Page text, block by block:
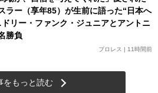
ラー（享年85）が生前に語った“日本へ
リー・ファンク・ジュニアとアントニ
勝負
プロレス | 11時間前
をもっと読む